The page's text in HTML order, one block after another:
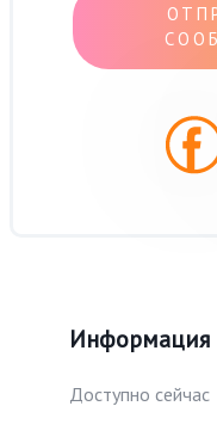
Информация
Доступно сейчас